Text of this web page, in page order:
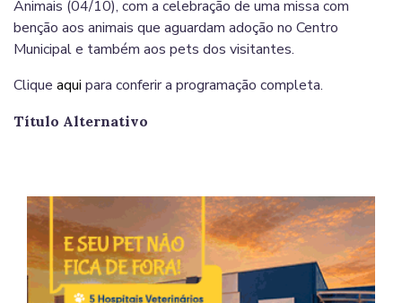
Animais (04/10), com a celebração de uma missa com
benção aos animais que aguardam adoção no Centro
Municipal e também aos pets dos visitantes.
Clique aqui para conferir a programação completa.
Título Alternativo